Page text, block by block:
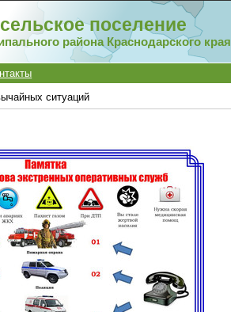
поселение
района Краснодарского края
ситуаций